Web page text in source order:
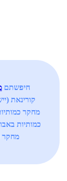
חיפשתם
קורינאת
מחקר
כמותיות
מחקר